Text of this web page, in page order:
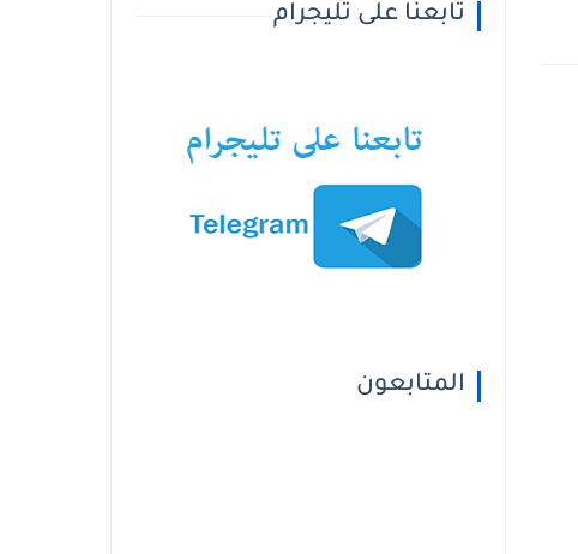
تابعنا على تليجرام
المتابعون